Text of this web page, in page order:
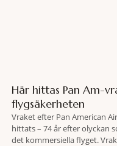
Här hittas Pan Am-
flygsäkerheten
Vraket efter Pan American
hittats – 74 år efter olyckan
det kommersiella flyget.